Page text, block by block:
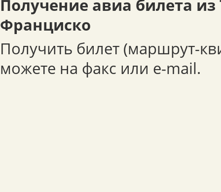
Получение авиа билета
Франциско
Получить билет (маршрут-
можете на факс или e-mail.